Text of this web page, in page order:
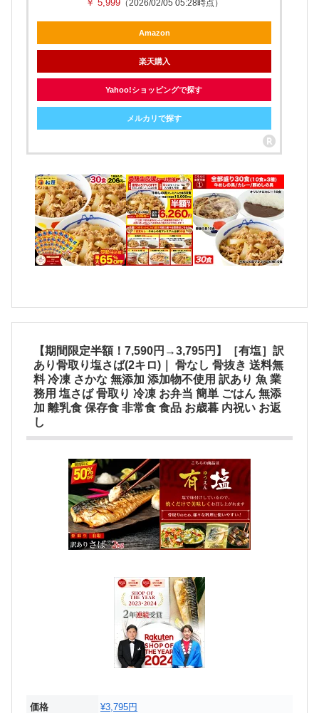
￥ 5,999 （2026/02/05 05:28時点）
Amazon
楽天購入
Yahoo!ショッピングで探す
メルカリで探す
【期間限定半額！7,590円→3,795円】［有塩］訳
あり骨取り塩さば(2キロ)｜ 骨なし 骨抜き 送料無
料 冷凍 さかな 無添加 添加物不使用 訳あり 魚 業
務用 塩さば 骨取り 冷凍 お弁当 簡単 ごはん 無添
加 離乳食 保存食 非常食 食品 お歳暮 内祝い お返
し
価格 ¥3,795円